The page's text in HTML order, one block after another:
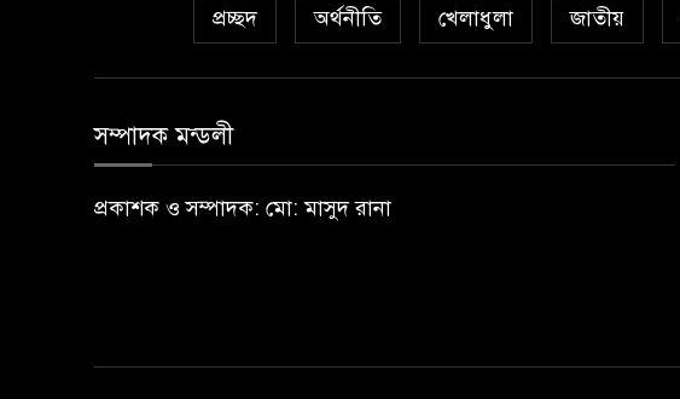
প্রচ্ছদ অর্থনীতি খেলাধুলা জাতীয়
সম্পাদক মন্ডলী
প্রকাশক ও সম্পাদক: মো: মাসুদ রানা